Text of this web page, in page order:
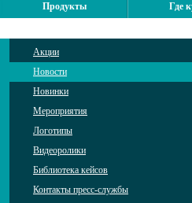
Продукты Где
Акции
Новости
Новинки
Мероприятия
Логотипы
Видеоролики
Библиотека кейсов
Контакты пресс-службы